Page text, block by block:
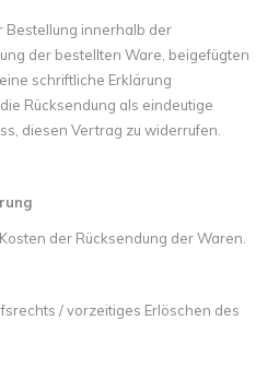
Bestellung innerhalb der
der bestellten Ware, beigefügten
schriftliche Erklärung
Rücksendung als eindeutige
diesen Vertrag zu widerrufen.
der Rücksendung der Waren.
/ vorzeitiges Erlöschen des